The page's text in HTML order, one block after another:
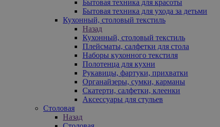
Бытовая техника для красоты
Бытовая техника для ухода за детьми
Кухонный, столовый текстиль
Назад
Кухонный, столовый текстиль
Плейсматы, салфетки для стола
Наборы кухонного текстиля
Полотенца для кухни
Рукавицы, фартуки, прихватки
Органайзеры, сумки, карманы
Скатерти, салфетки, клеенки
Аксессуары для стульев
Столовая
Назад